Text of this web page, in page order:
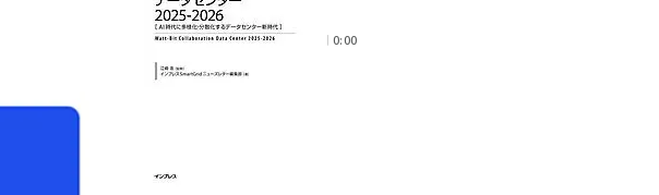
2025年11月28日 0:00